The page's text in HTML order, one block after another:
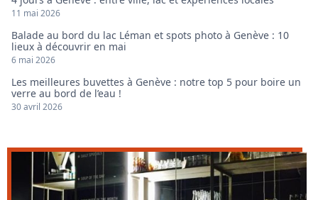
11 mai 2026
Balade au bord du lac Léman et spots photo à Genève : 10
lieux à découvrir en mai
6 mai 2026
Les meilleures buvettes à Genève : notre top 5 pour boire un
verre au bord de l’eau !
30 avril 2026